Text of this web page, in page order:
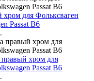
для Фольксваген
Passat B6
хром для
Passat B6